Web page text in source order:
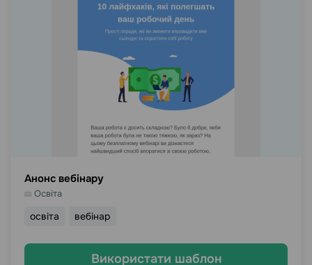
Анонс вебінару
Освіта
освіта вебінар
Використати шаблон